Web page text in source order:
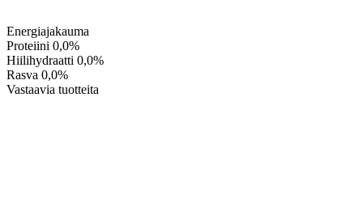
Energiajakauma
Proteiini 0,0%
Hiilihydraatti 0,0%
Rasva 0,0%
Vastaavia tuotteita